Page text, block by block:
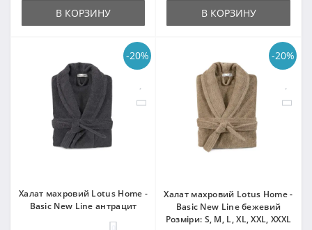
В КОРЗИНУ В КОРЗИНУ
-20%
Халат махровий Lotus Home -
Basic New Line антрацит
-20%
Халат махровий Lotus Home -
Basic New Line бежевий
Розміри: S, M, L, XL, XXL, XXXL